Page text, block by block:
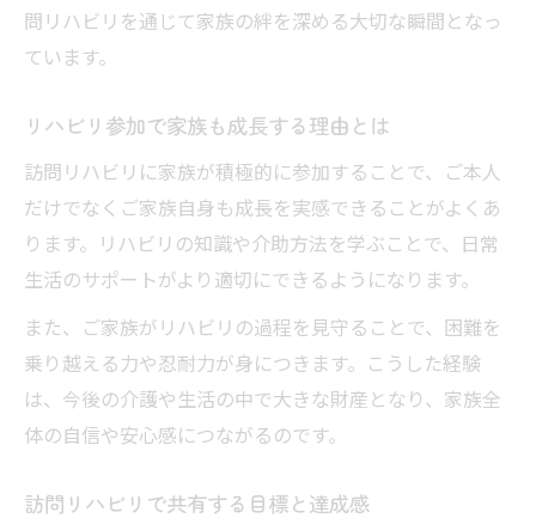
問リハビリを通じて家族の絆を深める大切な瞬間となっ
ています。
リハビリ参加で家族も成長する理由とは
訪問リハビリに家族が積極的に参加することで、ご本人
だけでなくご家族自身も成長を実感できることがよくあ
ります。リハビリの知識や介助方法を学ぶことで、日常
生活のサポートがより適切にできるようになります。
また、ご家族がリハビリの過程を見守ることで、困難を
乗り越える力や忍耐力が身につきます。こうした経験
は、今後の介護や生活の中で大きな財産となり、家族全
体の自信や安心感につながるのです。
訪問リハビリで共有する目標と達成感